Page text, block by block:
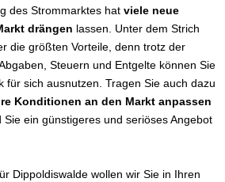
des Strommarktes hat viele neue
drängen lassen. Unter dem Strich
die größten Vorteile, denn trotz der
Steuern und Entgelte können Sie
für sich ausnutzen. Tragen Sie auch dazu
Konditionen an den Markt anpassen
ein günstigeres und seriöses Angebot
Dippoldiswalde wollen wir Sie in Ihren